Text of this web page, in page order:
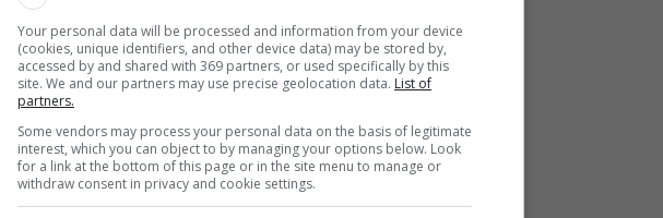
si VLEN. E ndryshuat logon, por jo veset. E
jo dështimin e vazhdueshëm.
çdo ditë: në gjuhë, në arsim, në përfaqësim,
Kudo premtime, askund rezultate.
më nevojë për fjalë të mëdha. Fjalët e mëdha i
të kaluara. Shqiptarët kanë nevojë për
tuaj të ri, VLEN, dhe me gjithsej 25 vite rreth
Your personal data will be processed and information from your device
(cookies, unique identifiers, and other device data) may be stored by,
accessed by and shared with 369 partners, or used specifically by this
site. We and our partners may use precise geolocation data. List of
partners.
Some vendors may process your personal data on the basis of legitimate
interest, which you can object to by managing your options below. Look
for a link at the bottom of this page or in the site menu to manage or
withdraw consent in privacy and cookie settings.